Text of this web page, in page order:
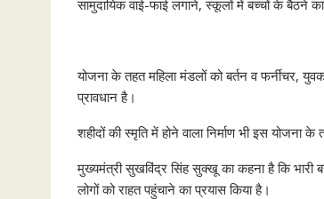
सामुदायिक वाई-फाई लगाने, स्कूलों में बच्चों के बैठने
योजना के तहत महिला मंडलों को बर्तन व फर्नीचर,
प्रावधान है।
शहीदों की स्मृति में होने वाला निर्माण भी इस योजना
मुख्यमंत्री सुखविंद्र सिंह सुक्खू का कहना है कि भारी
लोगों को राहत पहुंचाने का प्रयास किया है।